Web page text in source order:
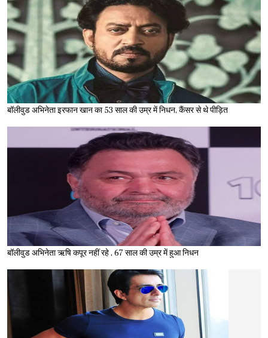
बॉलीवुड अभिनेता इरफान खान का 53 साल की उम्र में निधन, कैंसर से थे पीड़ित
बॉलीवुड अभिनेता ऋषि कपूर नहीं रहे , 67 साल की उम्र में हुआ निधन